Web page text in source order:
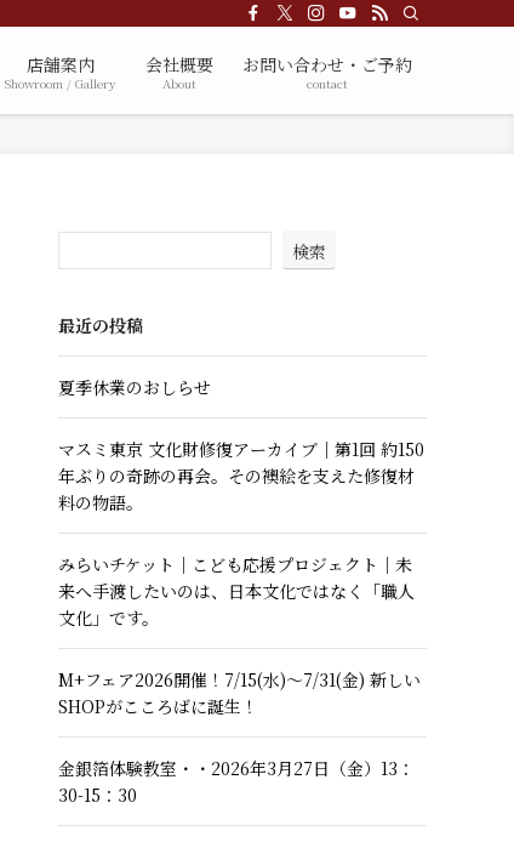
店舗案内
Showroom / Gallery
会社概要
About
お問い合わせ・ご予約
contact
検索
最近の投稿
夏季休業のおしらせ
マスミ東京 文化財修復アーカイブ｜第1回 約150
年ぶりの奇跡の再会。その襖絵を支えた修復材
料の物語。
みらいチケット｜こども応援プロジェクト｜未
来へ手渡したいのは、日本文化ではなく「職人
文化」です。
M+フェア2026開催！7/15(水)～7/31(金) 新しい
SHOPがこころばに誕生！
金銀箔体験教室・・2026年3月27日（金）13：
30-15：30